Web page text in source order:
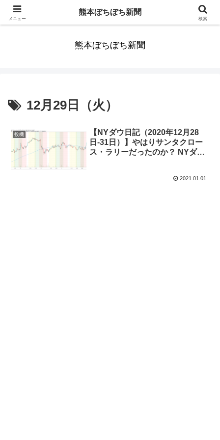
みんなまだ気づかずすごしていたんだわ。ずっといっしょに歩いてゆけるっ
熊本ぼちぼち新聞
12月29日（火）
投機
【NYダウ日記（2020年12月28
日-31日）】やはりサンタクロー
ス・ラリーだったのか？ NYダウ
2021.01.01
メニュー
熊本ぼちぼち新聞
検索